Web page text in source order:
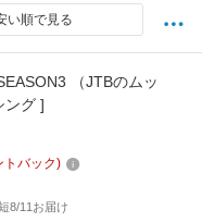
い順で見る
（JTBのムッ
ング ]
トバック)
8/11お届け